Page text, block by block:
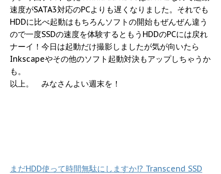
速度がSATA3対応のPCよりも遅くなりました。それでも
HDDに比べ起動はもちろんソフトの開始もぜんぜん違う
ので一度SSDの速度を体験するともうHDDのPCには戻れ
ナーイ！今日は起動だけ撮影しましたが気が向いたら
Inkscapeやその他のソフト起動対決もアップしちゃうか
も。
以上。 みなさんよい週末を！
まだHDD使って時間無駄にしますか!? Transcend SSD